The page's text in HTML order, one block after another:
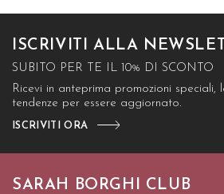
ISCRIVITI ALLA
SUBITO PER TE IL 10% DI SCONTO
Ricevi in anteprima promozioni speciali,
tendenze per essere aggiornato.
ISCRIVITI ORA
SARAH BORGHI CLUB